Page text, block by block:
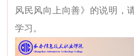
风民风向上向善》的说明，
学习。